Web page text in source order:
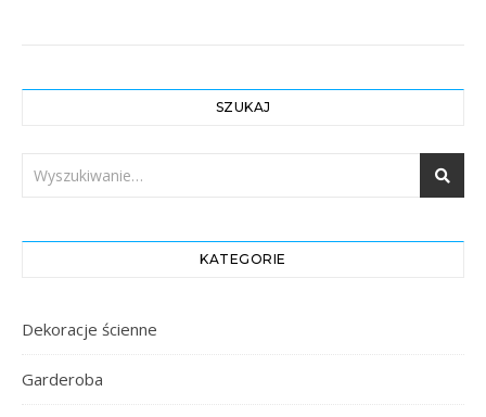
SZUKAJ
KATEGORIE
Dekoracje ścienne
Garderoba